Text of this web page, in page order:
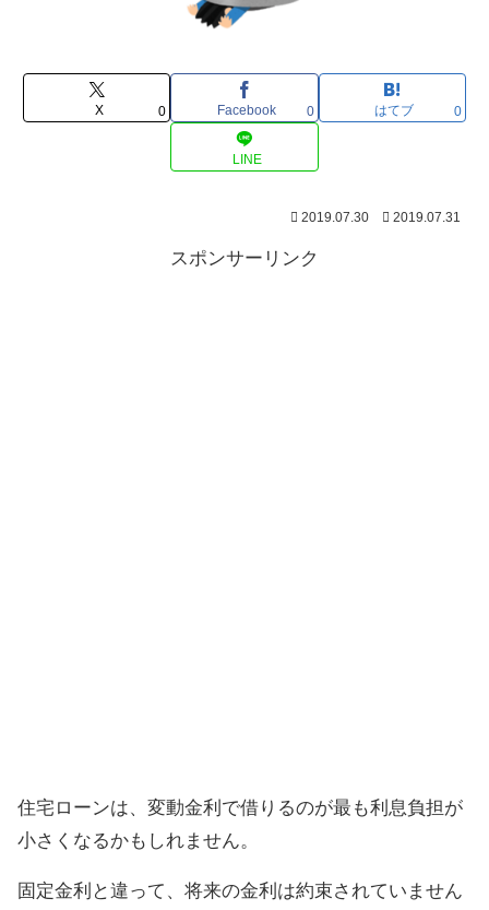
X 0 Facebook 0 はてブ 0
LINE
2019.07.30 2019.07.31
スポンサーリンク
住宅ローンは、変動金利で借りるのが最も利息負担が
小さくなるかもしれません。
固定金利と違って、将来の金利は約束されていません